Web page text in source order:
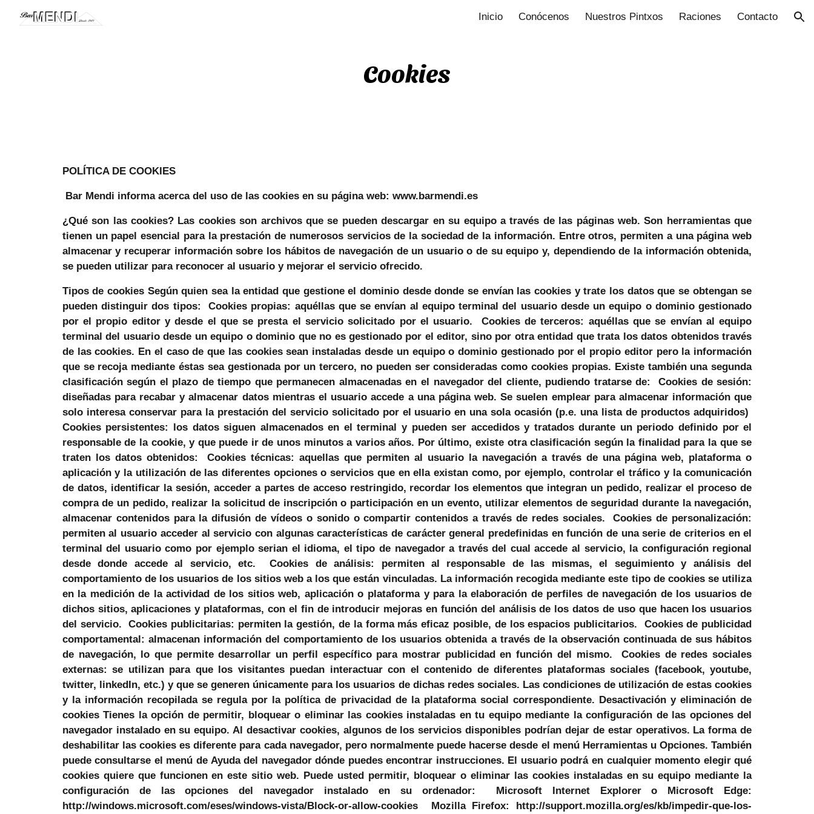
Skip to navigation
Inicio Conócenos Nuestros Pintxos Raciones Contacto
Cookies
POLÍTICA DE COOKIES
Bar Mendi informa acerca del uso de las cookies en su página web: www.barmendi.es
¿Qué son las cookies? Las cookies son archivos que se pueden descargar en su equipo a través de las páginas web. Son herramientas que
tienen un papel esencial para la prestación de numerosos servicios de la sociedad de la información. Entre otros, permiten a una página web
almacenar y recuperar información sobre los hábitos de navegación de un usuario o de su equipo y, dependiendo de la información obtenida,
se pueden utilizar para reconocer al usuario y mejorar el servicio ofrecido.
Tipos de cookies Según quien sea la entidad que gestione el dominio desde donde se envían las cookies y trate los datos que se obtengan se
pueden distinguir dos tipos: Cookies propias: aquéllas que se envían al equipo terminal del usuario desde un equipo o dominio gestionado
por el propio editor y desde el que se presta el servicio solicitado por el usuario. Cookies de terceros: aquéllas que se envían al equipo
terminal del usuario desde un equipo o dominio que no es gestionado por el editor, sino por otra entidad que trata los datos obtenidos través
de las cookies. En el caso de que las cookies sean instaladas desde un equipo o dominio gestionado por el propio editor pero la información
que se recoja mediante éstas sea gestionada por un tercero, no pueden ser consideradas como cookies propias. Existe también una segunda
clasificación según el plazo de tiempo que permanecen almacenadas en el navegador del cliente, pudiendo tratarse de: Cookies de sesión:
diseñadas para recabar y almacenar datos mientras el usuario accede a una página web. Se suelen emplear para almacenar información que
solo interesa conservar para la prestación del servicio solicitado por el usuario en una sola ocasión (p.e. una lista de productos adquiridos)
Cookies persistentes: los datos siguen almacenados en el terminal y pueden ser accedidos y tratados durante un periodo definido por el
responsable de la cookie, y que puede ir de unos minutos a varios años. Por último, existe otra clasificación según la finalidad para la que se
traten los datos obtenidos: Cookies técnicas: aquellas que permiten al usuario la navegación a través de una página web, plataforma o
aplicación y la utilización de las diferentes opciones o servicios que en ella existan como, por ejemplo, controlar el tráfico y la comunicación
de datos, identificar la sesión, acceder a partes de acceso restringido, recordar los elementos que integran un pedido, realizar el proceso de
compra de un pedido, realizar la solicitud de inscripción o participación en un evento, utilizar elementos de seguridad durante la navegación,
almacenar contenidos para la difusión de vídeos o sonido o compartir contenidos a través de redes sociales. Cookies de personalización:
permiten al usuario acceder al servicio con algunas características de carácter general predefinidas en función de una serie de criterios en el
terminal del usuario como por ejemplo serian el idioma, el tipo de navegador a través del cual accede al servicio, la configuración regional
desde donde accede al servicio, etc. Cookies de análisis: permiten al responsable de las mismas, el seguimiento y análisis del
comportamiento de los usuarios de los sitios web a los que están vinculadas. La información recogida mediante este tipo de cookies se utiliza
en la medición de la actividad de los sitios web, aplicación o plataforma y para la elaboración de perfiles de navegación de los usuarios de
dichos sitios, aplicaciones y plataformas, con el fin de introducir mejoras en función del análisis de los datos de uso que hacen los usuarios
del servicio. Cookies publicitarias: permiten la gestión, de la forma más eficaz posible, de los espacios publicitarios. Cookies de publicidad
comportamental: almacenan información del comportamiento de los usuarios obtenida a través de la observación continuada de sus hábitos
de navegación, lo que permite desarrollar un perfil específico para mostrar publicidad en función del mismo. Cookies de redes sociales
externas: se utilizan para que los visitantes puedan interactuar con el contenido de diferentes plataformas sociales (facebook, youtube,
twitter, linkedIn, etc.) y que se generen únicamente para los usuarios de dichas redes sociales. Las condiciones de utilización de estas cookies
y la información recopilada se regula por la política de privacidad de la plataforma social correspondiente. Desactivación y eliminación de
cookies Tienes la opción de permitir, bloquear o eliminar las cookies instaladas en tu equipo mediante la configuración de las opciones del
navegador instalado en su equipo. Al desactivar cookies, algunos de los servicios disponibles podrían dejar de estar operativos. La forma de
deshabilitar las cookies es diferente para cada navegador, pero normalmente puede hacerse desde el menú Herramientas u Opciones. También
puede consultarse el menú de Ayuda del navegador dónde puedes encontrar instrucciones. El usuario podrá en cualquier momento elegir qué
cookies quiere que funcionen en este sitio web. Puede usted permitir, bloquear o eliminar las cookies instaladas en su equipo mediante la
configuración de las opciones del navegador instalado en su ordenador: Microsoft Internet Explorer o Microsoft Edge:
http://windows.microsoft.com/eses/windows-vista/Block-or-allow-cookies Mozilla Firefox: http://support.mozilla.org/es/kb/impedir-que-los-